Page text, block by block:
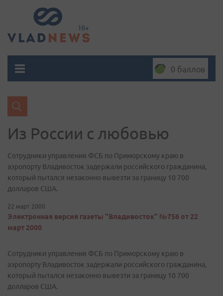
0 баллов
Из России с любовью
Сотрудники управления ФСБ по Приморскому краю в
аэропорту Владивосток задержали российского гражданина,
который пытался незаконно вывезти за границу 10 700
долларов США.
22 март 2000
Электронная версия газеты "Владивосток" №756 от 22
март 2000
Сотрудники управления ФСБ по Приморскому краю в
аэропорту Владивосток задержали российского гражданина,
который пытался незаконно вывезти за границу 10 700
долларов США.